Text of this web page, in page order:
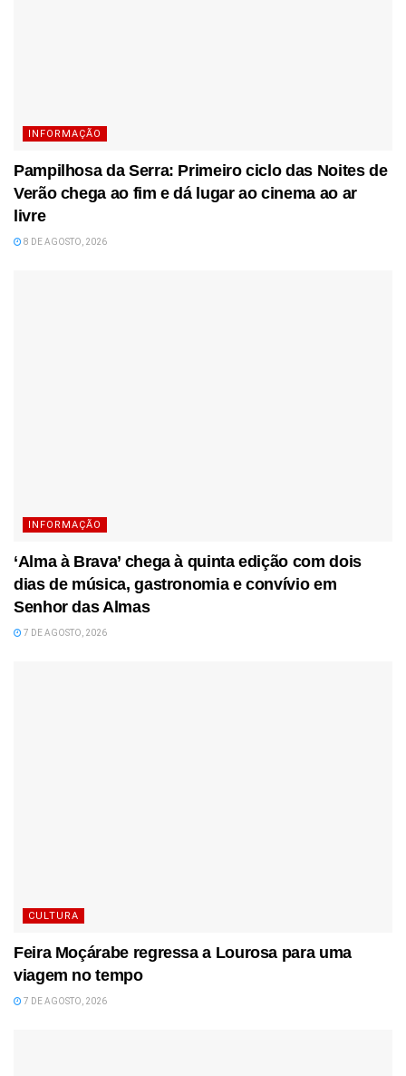
INFORMAÇÃO
Pampilhosa da Serra: Primeiro ciclo das Noites de
Verão chega ao fim e dá lugar ao cinema ao ar
livre
8 DE AGOSTO, 2026
INFORMAÇÃO
‘Alma à Brava’ chega à quinta edição com dois
dias de música, gastronomia e convívio em
Senhor das Almas
7 DE AGOSTO, 2026
CULTURA
Feira Moçárabe regressa a Lourosa para uma
viagem no tempo
7 DE AGOSTO, 2026